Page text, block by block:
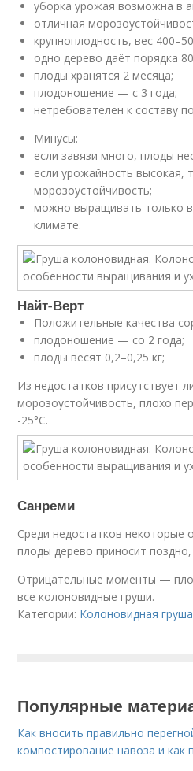
уборка урожая возможна в
отличная
крупноплодность, вес
одно дерево даёт порядка 80
плоды хранятся 2 месяца;
плодоношение — с 3 года;
нетребователен к составу
Минусы:
если завязи много, плоды
если урожайность высокая,
морозоустойчивость;
можно выращивать только
климате.
Найт-Верт
Положительные качества
плодоношение — со 2 года;
плоды весят 0,2–0,25 кг;
Из недостатков присутствует
морозоустойчивость, плохо
-25°С.
Санреми
Среди недостатков
плоды дерево приносит
Отрицательные моменты —
все колоновидные груши.
Категории: Колоновидная груша
Популярные
Как вносить правильно
компостирование навоза и как